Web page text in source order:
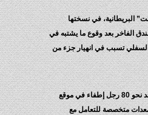
البريطانية، في نسختها
الفاخر بعد وقوع ما يشتبه في
السفلي تسبب في انهيار جزء من
وأشارت الصحيفة إلى تواجد نحو 80 رجل إطفاء في موقع
متخصصة للتعامل مع